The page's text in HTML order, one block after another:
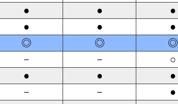
● ● ●
● ● ●
◎ ◎ ◎
－ － ○
● ● ●
－ － ●